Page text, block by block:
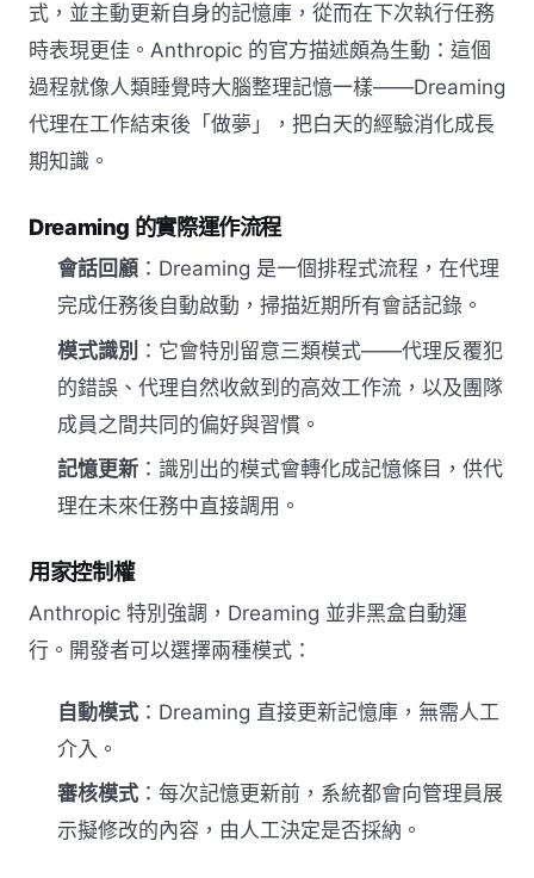
式，並主動更新自身的記憶庫，從而在下次執行任務
時表現更佳。Anthropic 的官方描述頗為生動：這個
過程就像人類睡覺時大腦整理記憶一樣——Dreaming
代理在工作結束後「做夢」，把白天的經驗消化成長
期知識。
Dreaming 的實際運作流程
會話回顧 ：Dreaming 是一個排程式流程，在代理
完成任務後自動啟動，掃描近期所有會話記錄。
模式識別 ：它會特別留意三類模式——代理反覆犯
的錯誤、代理自然收斂到的高效工作流，以及團隊
成員之間共同的偏好與習慣。
記憶更新 ：識別出的模式會轉化成記憶條目，供代
理在未來任務中直接調用。
用家控制權
Anthropic 特別強調，Dreaming 並非黑盒自動運
行。開發者可以選擇兩種模式：
自動模式 ：Dreaming 直接更新記憶庫，無需人工
介入。
審核模式 ：每次記憶更新前，系統都會向管理員展
示擬修改的內容，由人工決定是否採納。